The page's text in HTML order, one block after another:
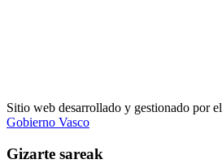
Sitio web desarrollado y gestionado por el
Gobierno Vasco
Gizarte sareak